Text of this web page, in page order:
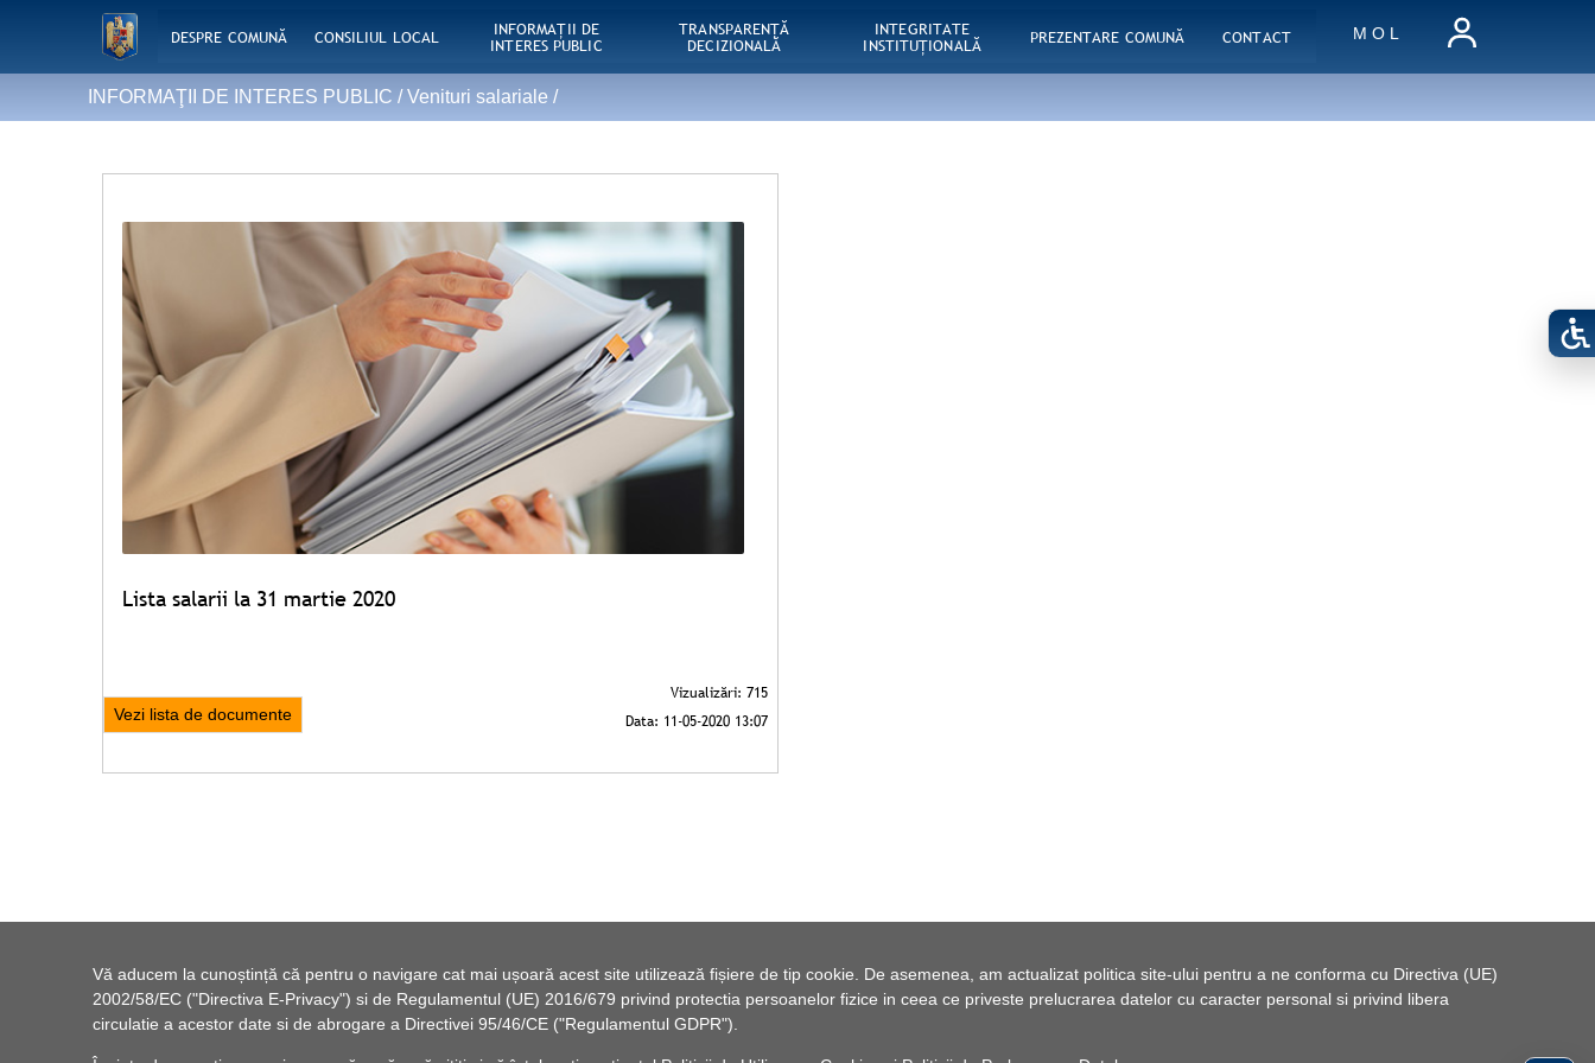
Vă aducem la cunoștință că pentru o navigare cat mai ușoară acest site utilizează fișiere de tip cookie. De asemenea, am actualizat politica site-ului pentru a ne conforma cu Directiva (UE)
2002/58/EC ("Directiva E-Privacy") si de Regulamentul (UE) 2016/679 privind protectia persoanelor fizice in ceea ce priveste prelucrarea datelor cu caracter personal si privind libera
circulatie a acestor date si de abrogare a Directivei 95/46/CE ("Regulamentul GDPR").
DESPRE COMUNĂ CONSILIUL LOCAL INFORMAŢII DE
INTERES PUBLIC
TRANSPARENȚĂ
DECIZIONALĂ
INTEGRITATE
INSTITUȚIONALĂ PREZENTARE COMUNĂ CONTACT M O L
INFORMAŢII DE INTERES PUBLIC /Venituri salariale /
Lista salarii la 31 martie 2020
Vezi lista de documente